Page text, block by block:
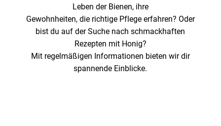
Leben der Bienen, ihre
Gewohn­heiten, die rich­tige Pflege erfahren? Oder
bist du auf der Suche nach schmack­haften
Rezepten mit Honig?
Mit regel­mä­ßigen Infor­ma­tionen bieten wir dir
span­nende Einblicke.